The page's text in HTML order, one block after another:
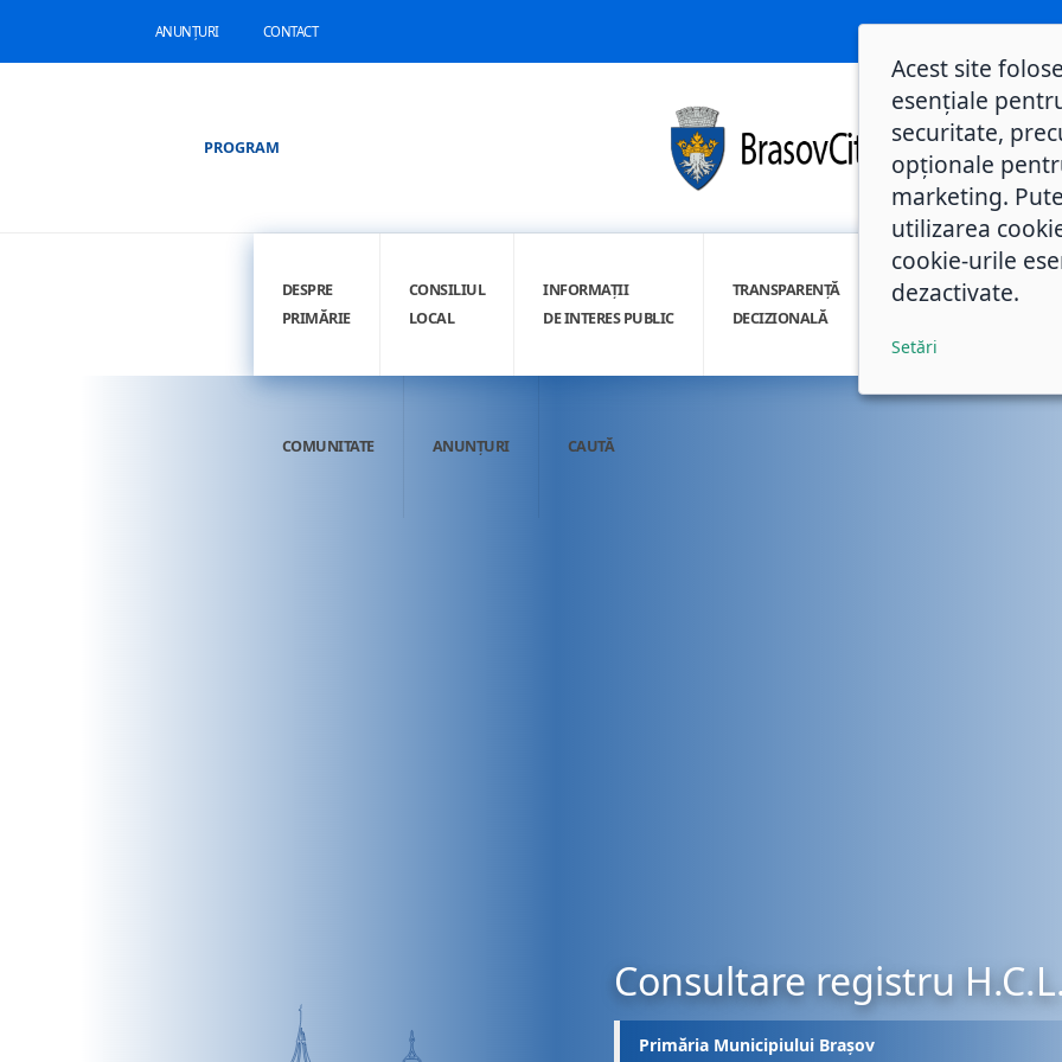
ANUNȚURI CONTACT
PROGRAM
DESPRE
PRIMĂRIE
CONSILIUL
LOCAL
INFORMAȚII
DE INTERES PUBLIC
TRANSPARENȚĂ
DECIZIONALĂ
INTEGRITATE
COMUNITATE ANUNȚURI CAUTĂ
Consultare registru
Primăria Municipiului Brașov
Acest site
esențiale
securitate,
opționale
marketing.
utilizarea
cookie-urile
dezactivate.
Setări